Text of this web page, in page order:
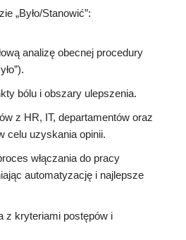
„Było/Stanowić”:
analizę obecnej procedury
bólu i obszary ulepszenia.
z HR, IT, departamentów oraz
celu uzyskania opinii.
włączania do pracy
automatyzację i najlepsze
z kryteriami postępów i